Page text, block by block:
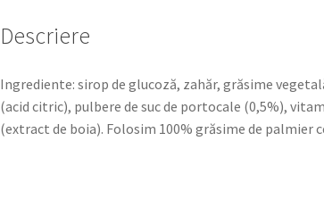
C
Descriere
Ingrediente: sirop de glucoză, zahăr, grăsime
(acid citric), pulbere de suc de portocale (0,5%),
(extract de boia). Folosim 100% grăsime de palmier